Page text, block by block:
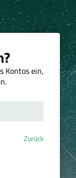
Kontos ein,
Zurück